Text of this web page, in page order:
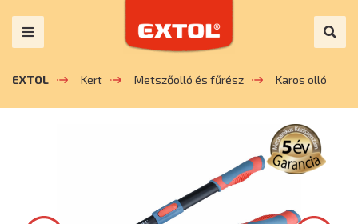
EXTOL Kert Metszőolló és fűrész Karos olló